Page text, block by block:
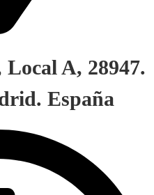
A, 28947.
España